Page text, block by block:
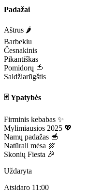
Padažai
Aštrus 🌶️
Barbekiu
Česnakinis
Pikantiškas
Pomidorų 🍅
Saldžiarūgštis
🃏 Ypatybės
Firminis kebabas ✨
Mylimiausios 2025 💖
Namų padažas 🥣
Natūrali mėsa 🍖
Skonių Fiesta 🎉
Uždaryta
Atsidaro 11:00